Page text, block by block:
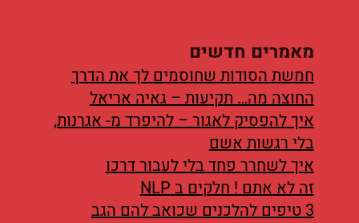
מאמרים חדשים
חמשת הסודות שחוסמים לך את הדרך
החוצה מה… תקיעות – גאיה אריאל
איך להפסיק לאגור – להיפרד מ- אגרנות,
בלי רגשות אשם
איך לשחרר פחד בלי לעבור דרכו
זה לא אתם ! חלקים ב NLP
3 טיפים להלכנים שכואב להם הגב